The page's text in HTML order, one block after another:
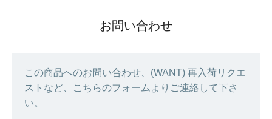
お問い合わせ
この商品へのお問い合わせ、(WANT) 再入荷リクエ
ストなど、こちらのフォームよりご連絡して下さ
い。